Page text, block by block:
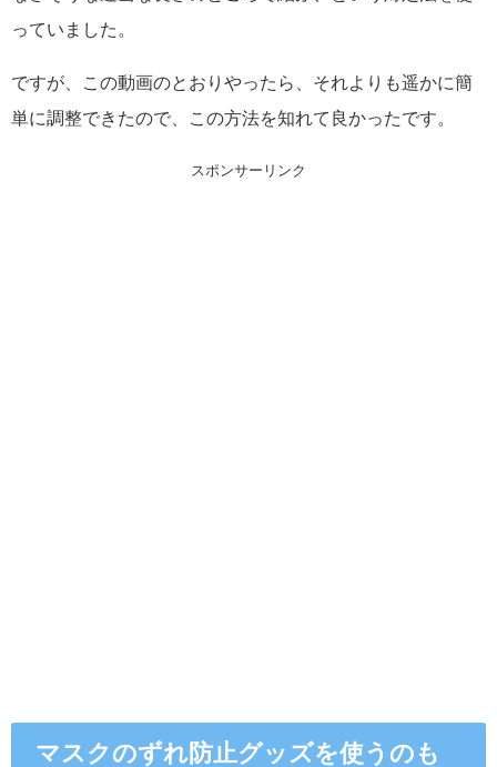
っていました。
ですが、この動画のとおりやったら、それよりも遥かに簡
単に調整できたので、この方法を知れて良かったです。
スポンサーリンク
マスクのずれ防止グッズを使うのも